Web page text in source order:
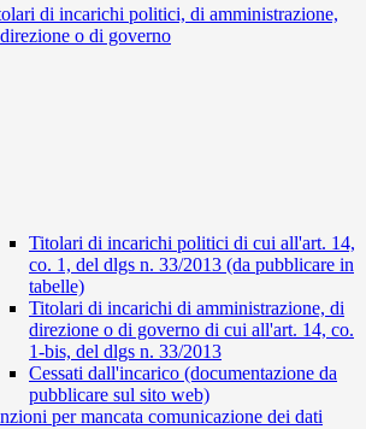
di incarichi politici, di amministrazione,
o di governo
Titolari di incarichi politici di cui all'art. 14,
co. 1, del dlgs n. 33/2013 (da pubblicare in
tabelle)
Titolari di incarichi di amministrazione, di
direzione o di governo di cui all'art. 14, co.
1-bis, del dlgs n. 33/2013
Cessati dall'incarico (documentazione da
pubblicare sul sito web)
per mancata comunicazione dei dati